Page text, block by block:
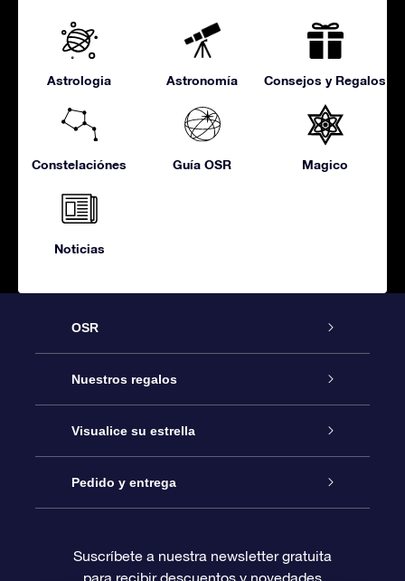
Astrologia Astronomía Consejos y Regalos
Constelaciónes Guía OSR Magico
Noticias
OSR
Atención
Contáctanos
Blog
Nuestros regalos
Regalo Estrella Online
Paquete de Regalo OSR
Visualice su estrella
Registro estelar
Pedido y entrega
Suscríbete a nuestra newsletter gratuita
para recibir descuentos y novedades